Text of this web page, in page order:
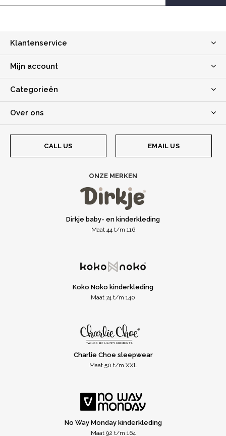
Klantenservice
Mijn account
Categorieën
Over ons
CALL US EMAIL US
ONZE MERKEN
Dirkje baby- en kinderkleding
Maat 44 t/m 116
Koko Noko kinderkleding
Maat 74 t/m 140
Charlie Choe sleepwear
Maat 50 t/m XXL
No Way Monday kinderkleding
Maat 92 t/m 164